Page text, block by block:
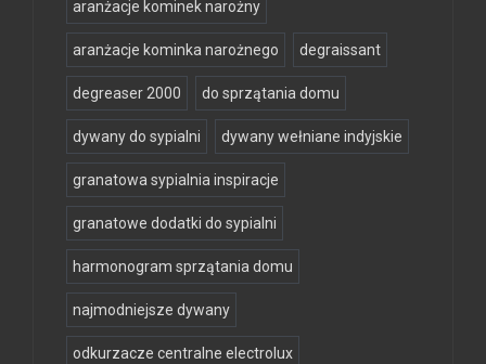
aranżacje kominek narożny
aranżacje kominka narożnego degraissant
degreaser 2000 do sprzątania domu
dywany do sypialni dywany wełniane indyjskie
granatowa sypialnia inspiracje
granatowe dodatki do sypialni
harmonogram sprzątania domu
najmodniejsze dywany
odkurzacze centralne electrolux